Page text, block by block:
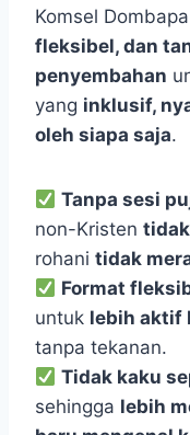
Komsel Dombapa
fleksibel, dan
penyembahan
yang inklusif,
oleh siapa saja.
Tanpa sesi
non-Kristen
rohani tidak
Format
untuk lebih aktif
tanpa tekanan.
Tidak kaku
sehingga lebih